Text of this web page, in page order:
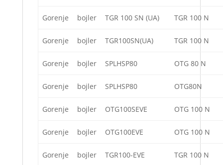
Gorenje bojler TGR 100 SN (UA) TGR 100 N
Gorenje bojler TGR100SN(UA) TGR 100 N
Gorenje bojler SPLHSP80 OTG 80 N
Gorenje bojler SPLHSP80 OTG80N
Gorenje bojler OTG100SEVE OTG 100 N
Gorenje bojler OTG100EVE OTG 100 N
Gorenje bojler TGR100-EVE TGR 100 N